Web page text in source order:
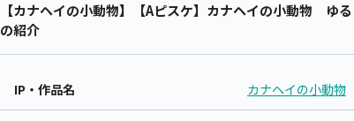
【カナヘイの小動物】【Aピスケ】カナヘイの小動物
の紹介
IP・作品名 カナヘイの小動物